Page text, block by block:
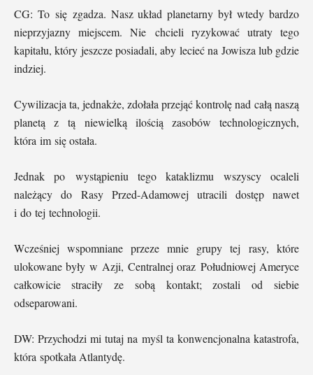
CG: To się zgadza. Nasz układ planetarny był wtedy bardzo
nieprzyjazny miejscem. Nie chcieli ryzykować utraty tego
kapitału, który jeszcze posiadali, aby lecieć na Jowisza lub gdzie
indziej.
Cywilizacja ta, jednakże, zdołała przejąć kontrolę nad całą naszą
planetą z tą niewielką ilością zasobów technologicznych,
która im się ostała.
Jednak po wystąpieniu tego kataklizmu wszyscy ocaleli
należący do Rasy Przed-Adamowej utracili dostęp nawet
i do tej technologii.
Wcześniej wspomniane przeze mnie grupy tej rasy, które
ulokowane były w Azji, Centralnej oraz Południowej Ameryce
całkowicie straciły ze sobą kontakt; zostali od siebie
odseparowani.
DW: Przychodzi mi tutaj na myśl ta konwencjonalna katastrofa,
która spotkała Atlantydę.